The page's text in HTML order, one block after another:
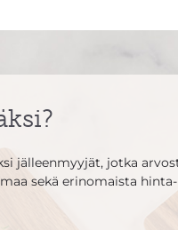
jälleenmyyjät, jotka
sekä erinomaista